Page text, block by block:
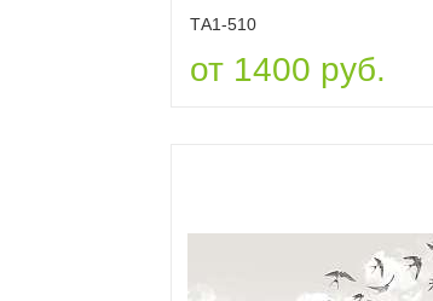
ТА1-510
от 1400 руб.